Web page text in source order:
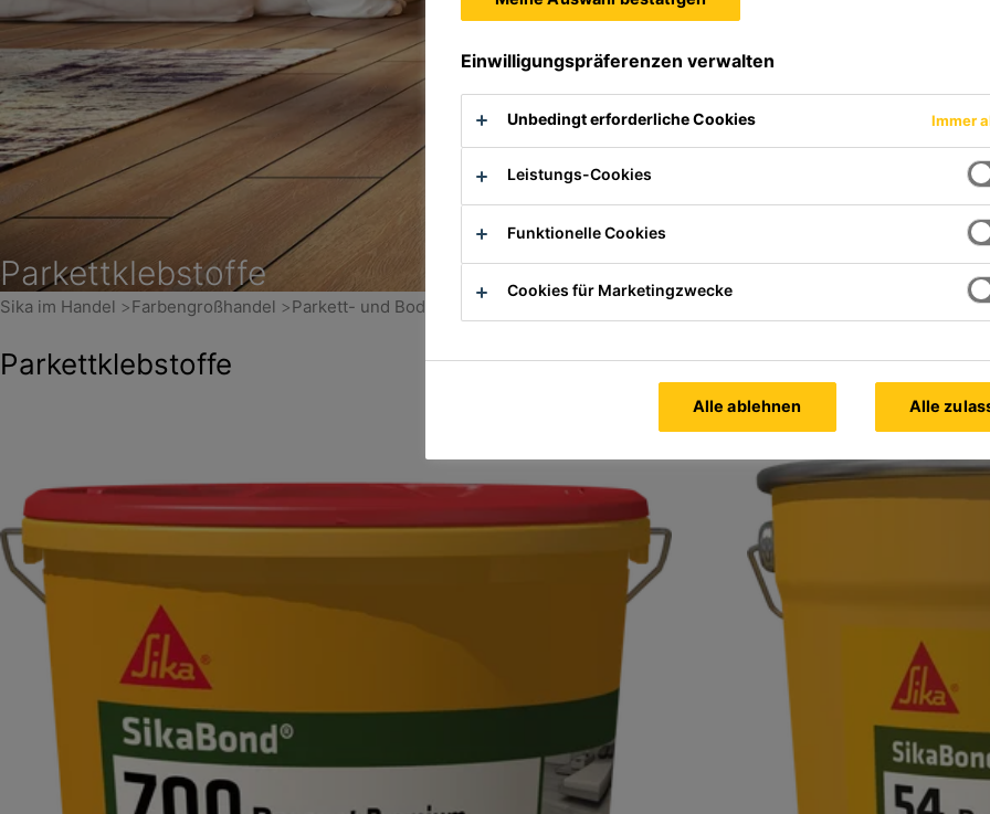
Parkettklebstoffe
Sika im Handel Farbengroßhandel Parkett- und Bodenbelagstechnik
Parkettklebstoffe
Einwilligungspräferenzen verwalten
Unbedingt erforderliche Cookies Immer
Leistungs-Cookies
Funktionelle Cookies
Cookies für Marketingzwecke
Alle ablehnen Alle